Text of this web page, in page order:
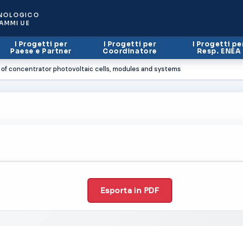
UE
I Progetti per
Paese e Partner
I Progetti per
Coordinatore
I Progetti
Resp. ENEA
concentrator photovoltaic cells, modules and systems
Esporta in PDF